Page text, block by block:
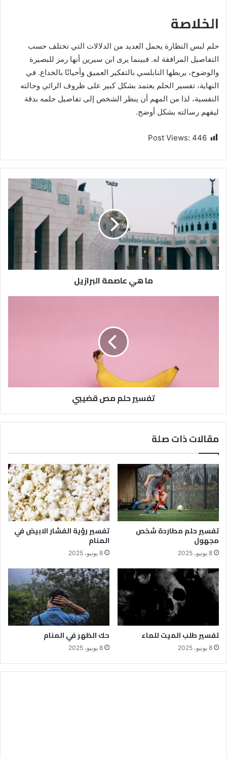
الخلاصة
حلم لبس النظارة يحمل العديد من الدلالات التي تختلف حسب
التفاصيل المرافقة له. فبينما يرى ابن سيرين أنها رمز للبصيرة
والوضوح، يربطها النابلسي بالتفكير العميق وأحيانًا بالخداع. في
النهاية، تفسير الحلم يعتمد بشكل كبير على ظروف الرائي وحالته
النفسية، لذا من المهم أن ينظر الشخص إلى تفاصيل حلمه بدقة
ليفهم رسالته بشكل أوضح.
Post Views: 446
ما هي عاصمة البرازيل
تفسير حلم مص قضيبي
مقالات ذات صلة
تفسير حلم مطاردة شخص
مجهول
8 يونيو، 2025
تفسير رؤية الفشار الابيض في
المنام
8 يونيو، 2025
تفسير طلب الميت للماء
8 يونيو، 2025
حك الظهر في المنام
8 يونيو، 2025